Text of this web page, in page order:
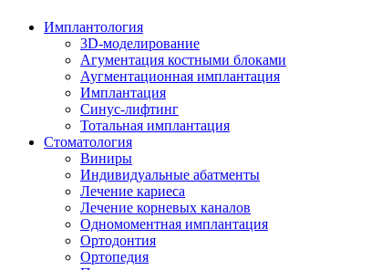
Имплантология
3D-моделирование
Агументация костными блоками
Аугментационная имплантация
Имплантация
Синус-лифтинг
Тотальная имплантация
Стоматология
Виниры
Индивидуальные абатменты
Лечение кариеса
Лечение корневых каналов
Одномоментная имплантация
Ортодонтия
Ортопедия